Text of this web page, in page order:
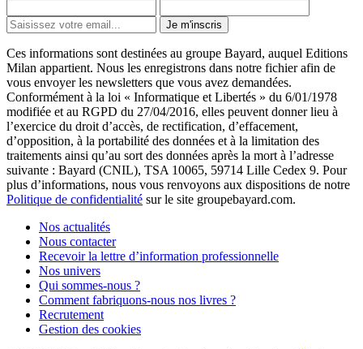
Je m'inscris
Ces informations sont destinées au groupe Bayard, auquel Editions
Milan appartient. Nous les enregistrons dans notre fichier afin de
vous envoyer les newsletters que vous avez demandées.
Conformément à la loi « Informatique et Libertés » du 6/01/1978
modifiée et au RGPD du 27/04/2016, elles peuvent donner lieu à
l’exercice du droit d’accès, de rectification, d’effacement,
d’opposition, à la portabilité des données et à la limitation des
traitements ainsi qu’au sort des données après la mort à l’adresse
suivante : Bayard (CNIL), TSA 10065, 59714 Lille Cedex 9. Pour
plus d’informations, nous vous renvoyons aux dispositions de notre
Politique de confidentialité sur le site groupebayard.com.
Nos actualités
Nous contacter
Recevoir la lettre d’information professionnelle
Nos univers
Qui sommes-nous ?
Comment fabriquons-nous nos livres ?
Recrutement
Gestion des cookies